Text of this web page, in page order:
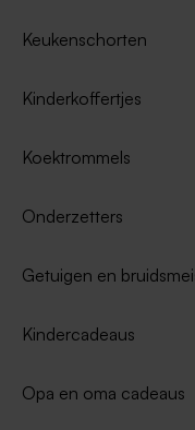
Keukenschorten
Kinderkoffertjes
Koektrommels
Onderzetters
Getuigen en
Kindercadeaus
Opa en oma cadeaus